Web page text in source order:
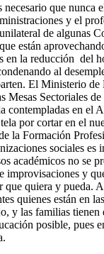
necesario que nunca
y el
de algunas
están
en la reducción del
al
El Ministerio de
Mesas Sectoriales de
contempladas en el
por cortar en el
la Formación
sociales es
académicos no se
improvisaciones y
que quiera y pueda.
quienes están en
y las familias tienen
posible, pues